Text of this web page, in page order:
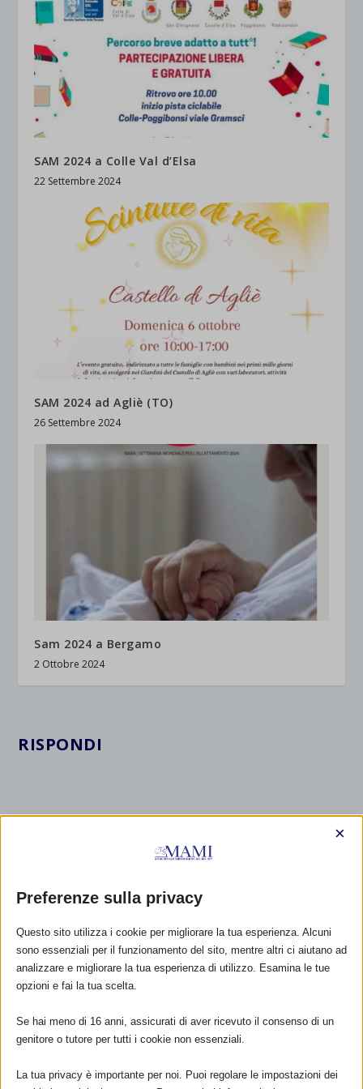
SAM 2024 a Colle Val d’Elsa
22 Settembre 2024
SAM 2024 ad Agliè (TO)
26 Settembre 2024
Sam 2024 a Bergamo
2 Ottobre 2024
RISPONDI
Preferenze sulla privacy
×
Questo sito utilizza i cookie per migliorare la tua esperienza. Alcuni
sono essenziali per il funzionamento del sito, mentre altri ci aiutano ad
analizzare e migliorare la tua esperienza di utilizzo. Esamina le tue
opzioni e fai la tua scelta.
Se hai meno di 16 anni, assicurati di aver ricevuto il consenso di un
genitore o tutore per tutti i cookie non essenziali.
La tua privacy è importante per noi. Puoi regolare le impostazioni dei